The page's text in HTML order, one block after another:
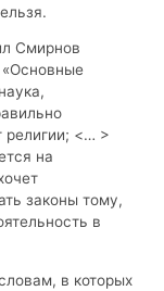
Смирнов
«Основные
религии; <… >
на
законы тому,
в
в которых